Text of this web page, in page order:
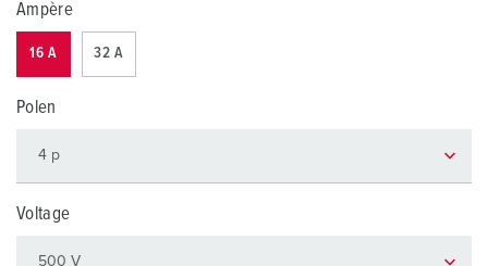
Ampère
16 A 32 A
Polen
Voltage